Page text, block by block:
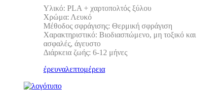
Υλικό: PLA + χαρτοπολτός ξύλου
Χρώμα: Λευκό
Μέθοδος σφράγισης: Θερμική σφράγιση
Χαρακτηριστικό: Βιοδιασπώμενο, μη τοξικό και
ασφαλές, άγευστο
Διάρκεια ζωής: 6-12 μήνες
έρευναλεπτομέρεια